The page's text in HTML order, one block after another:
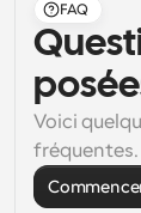
FAQ
Voici
fréquentes.